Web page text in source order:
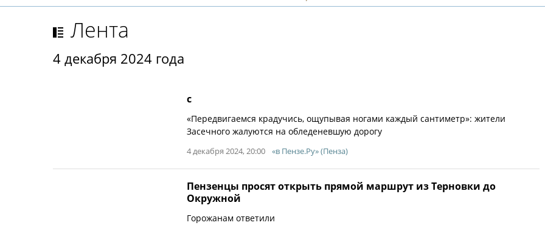
Лента
4 декабря 2024 года
с
«Передвигаемся крадучись, ощупывая ногами каждый сантиметр»: жители
Засечного жалуются на обледеневшую дорогу
4 декабря 2024, 20:00 «в Пензе.Ру» (Пенза)
Пензенцы просят открыть прямой маршрут из Терновки до
Окружной
Горожанам ответили